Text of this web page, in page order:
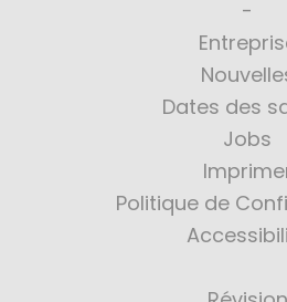
Dates des
Jobs
Politique de